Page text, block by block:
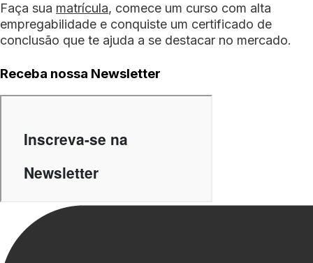
Faça sua matrícula, comece um curso com alta
empregabilidade e conquiste um certificado de
conclusão que te ajuda a se destacar no mercado.
Receba nossa Newsletter